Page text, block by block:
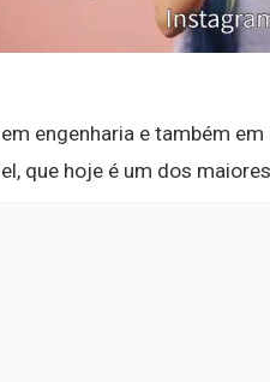
engenharia e também
que hoje é um dos